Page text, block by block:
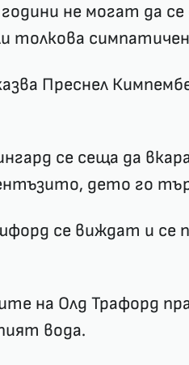
не могат да
толкова
Преснел
се сеща да
дето го
се виждат и се
на Олд Трафорд
вода.